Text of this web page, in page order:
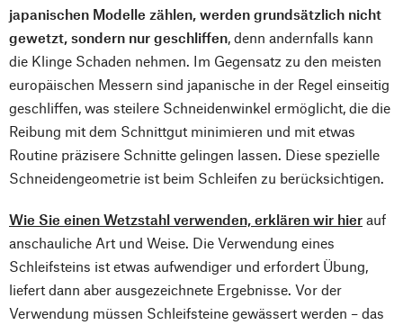
japanischen Modelle zählen, werden grundsätzlich nicht
gewetzt, sondern nur geschliffen, denn andernfalls kann
die Klinge Schaden nehmen. Im Gegensatz zu den meisten
europäischen Messern sind japanische in der Regel einseitig
geschliffen, was steilere Schneidenwinkel ermöglicht, die die
Reibung mit dem Schnittgut minimieren und mit etwas
Routine präzisere Schnitte gelingen lassen. Diese spezielle
Schneidengeometrie ist beim Schleifen zu berücksichtigen.
Wie Sie einen Wetzstahl verwenden, erklären wir hier auf
anschauliche Art und Weise. Die Verwendung eines
Schleifsteins ist etwas aufwendiger und erfordert Übung,
liefert dann aber ausgezeichnete Ergebnisse. Vor der
Verwendung müssen Schleifsteine gewässert werden – das